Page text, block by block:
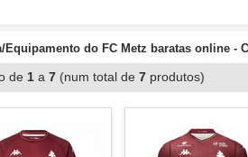
Equipamento do FC Metz baratas online -
de 1 a 7 (num total de 7 produtos)